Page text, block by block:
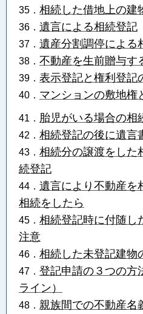
35． 相続した借地上の建
36． 遺言による相続登記
37． 遺産分割調停による
38． 不動産を生前贈与す
39． 表示登記と権利登記
40． マンションの敷地権
41． 胎児がいる場合の相
42． 相続登記の後に遺言
43． 相続分の譲渡をした
続登記
44． 遺言により不動産を
相続をしたら
45． 相続登記時に付随し
注意
46． 相続した未登記建物
47． 登記申請の３つの方
ライン）
48． 親族間での不動産名